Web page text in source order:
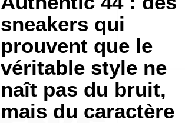
sneakers qui
prouvent que le
véritable style ne
naît pas du bruit,
mais du caractère